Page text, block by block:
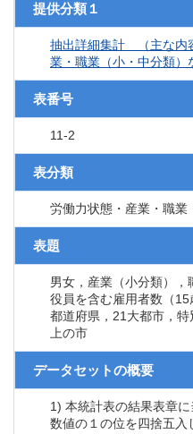
提供分類１
抽出詳細集計 （主な内
業・職業（小・中分類）
表番号
11-2
表分類
労働力状態・産業・職業
表題
男女，産業（小分類），
役員を含む雇用者数（15
都道府県，21大都市，
上の市
データセットの概要
1) 本統計表の結果表章
数値の１の位を四捨五入